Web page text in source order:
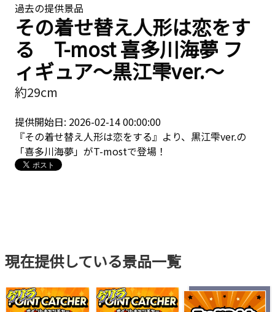
過去の提供景品
その着せ替え人形は恋をす
る T-most 喜多川海夢 フ
ィギュア〜黒江雫ver.〜
約29cm
提供開始日: 2026-02-14 00:00:00
『その着せ替え人形は恋をする』より、黒江雫ver.の
「喜多川海夢」がT-mostで登場！
現在提供している景品一覧